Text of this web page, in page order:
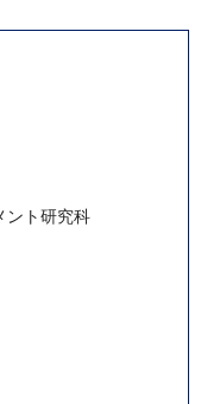
ント研究科